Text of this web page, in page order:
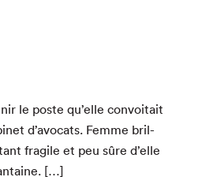
le poste qu’elle con­voitait
d’av­o­cats. Femme bril­
frag­ile et peu sûre d’elle
[…]